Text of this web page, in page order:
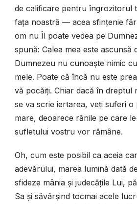
de calificare pentru îngrozitorul
fața noastră — acea sfințenie
om nu Îl poate vedea pe
spună: Calea mea este ascunsă
Dumnezeu nu cunoaște nimic
mele. Poate că încă nu este
vă pocăiți. Chiar dacă în dreptul
se va scrie iertarea, veți suferi o
mare, deoarece rănile pe care
sufletului vostru vor rămâne.
Oh, cum este posibil ca aceia
adevărului, marea lumină dată
sfideze mânia și judecățile Lui,
Sa și săvârșind tocmai acele